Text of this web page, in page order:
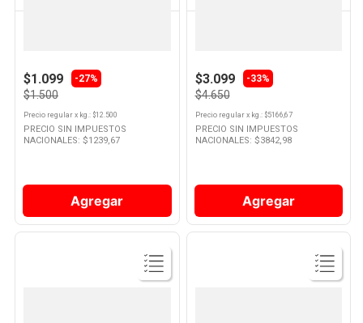
$1.099 -27%
$1.500
Precio regular x kg. : $12.500
PRECIO SIN IMPUESTOS
NACIONALES: $1239,67
Agregar
$3.099 -33%
$4.650
Precio regularx kg. : $5166,67
PRECIO SIN IMPUESTOS
NACIONALES: $3842,98
Agregar